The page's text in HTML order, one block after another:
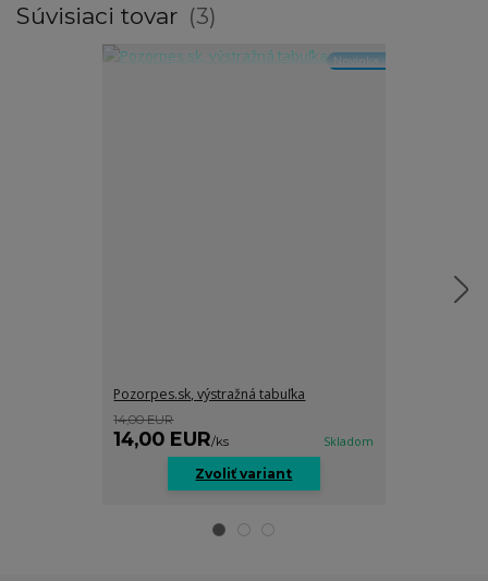
Súvisiaci tovar 3
Novinka
Pozorpes.sk, výstražná tabuľka
14,00 EUR
14,00 EUR/ks Skladom
Zvoliť variant